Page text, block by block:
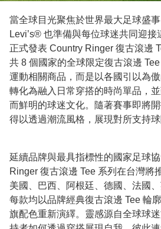
當全球目光聚焦於世界最大足球盛
Levi’s® 也準備與每位球迷共同迎
正式發表 Country Ringer 復古滾邊
共 8 個國家的全球限定復古滾邊
運動相關商品，而是以各國引以為
轉化為融入日常穿搭的時尚單品，
而鮮明的球迷文化。隨著賽事即將
得以透過潮流風格，展現對所支持球
延續品牌與最具指標性的國家足球
Ringer 復古滾邊 Tee 系列在台灣將
美國、巴西、阿根廷、德國、法國
每款均以品牌經典復古滾邊 Tee 輪
旗配色重新演繹。靈感源自全球球